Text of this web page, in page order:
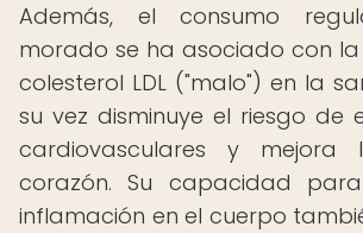
Además, el consumo
morado se ha asociado con
colesterol LDL ("malo") en la
su vez disminuye el riesgo de
cardiovasculares y
corazón. Su capacidad
inflamación en el cuerpo